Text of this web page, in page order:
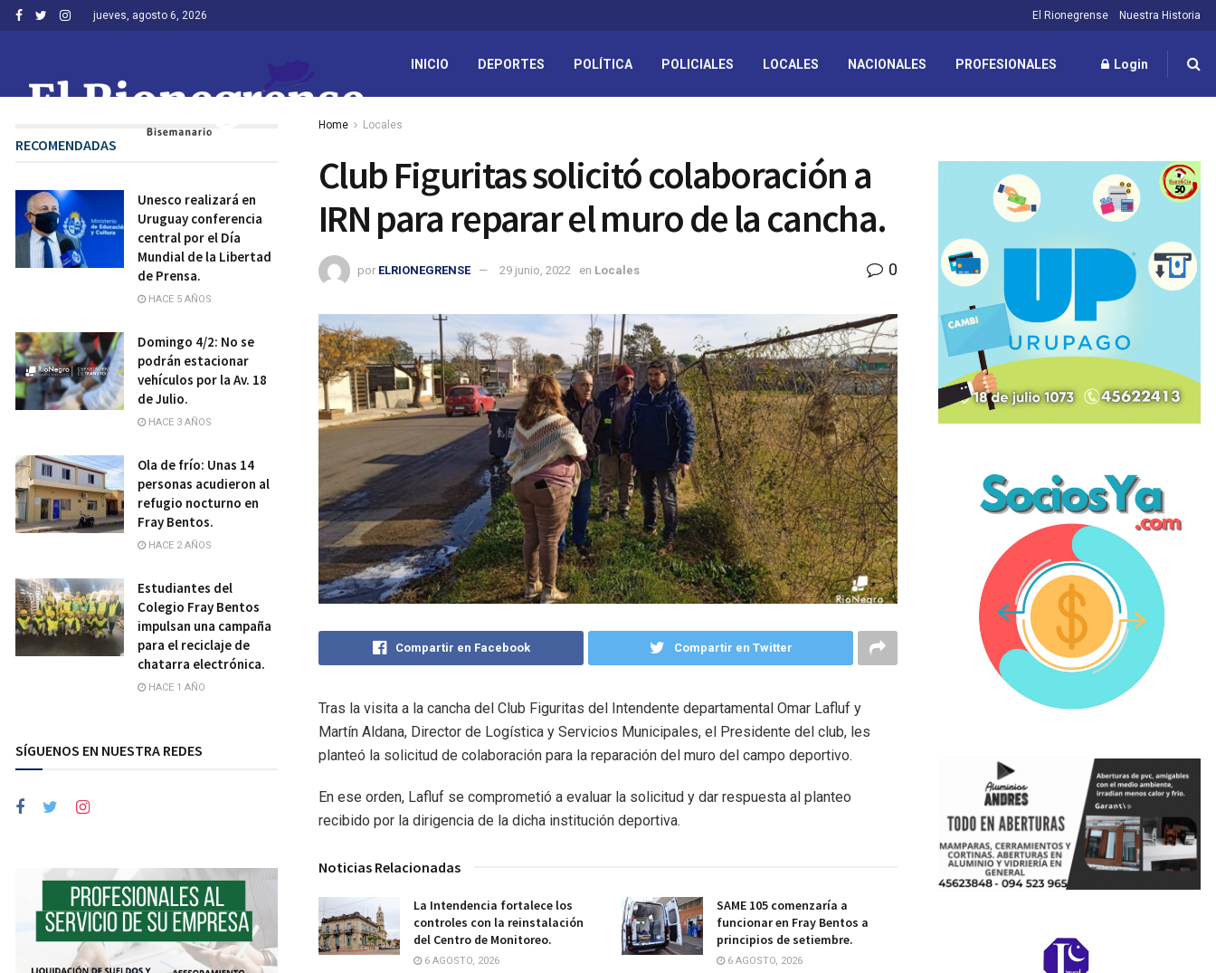
jueves, agosto 6, 2026 El Rionegrense Nuestra Historia
INICIO DEPORTES POLÍTICA POLICIALES LOCALES NACIONALES PROFESIONALES Login
Home Locales
Club Figuritas solicitó colaboración a
IRN para reparar el muro de la cancha.
por ELRIONEGRENSE 29 junio, 2022 en Locales 0
Compartir en Facebook Compartir en Twitter
Tras la visita a la cancha del Club Figuritas del Intendente departamental Omar Lafluf y
Martín Aldana, Director de Logística y Servicios Municipales, el Presidente del club, les
planteó la solicitud de colaboración para la reparación del muro del campo deportivo.
En ese orden, Lafluf se comprometió a evaluar la solicitud y dar respuesta al planteo
recibido por la dirigencia de la dicha institución deportiva.
Noticias Relacionadas
La Intendencia fortalece los
controles con la reinstalación
del Centro de Monitoreo.
6 AGOSTO, 2026
SAME 105 comenzaría a
funcionar en Fray Bentos a
principios de setiembre.
6 AGOSTO, 2026
RECOMENDADAS
Unesco realizará en
Uruguay conferencia
central por el Día
Mundial de la Libertad
de Prensa.
HACE 5 AÑOS
Domingo 4/2: No se
podrán estacionar
vehículos por la Av. 18
de Julio.
HACE 3 AÑOS
Ola de frío: Unas 14
personas acudieron al
refugio nocturno en
Fray Bentos.
HACE 2 AÑOS
Estudiantes del
Colegio Fray Bentos
impulsan una campaña
para el reciclaje de
chatarra electrónica.
HACE 1 AÑO
SÍGUENOS EN NUESTRA REDES